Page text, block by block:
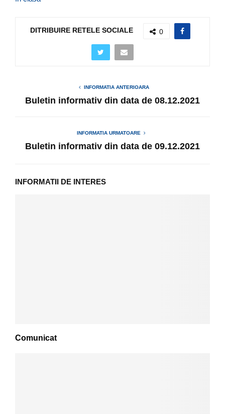
DITRIBUIRE RETELE SOCIALE 0
INFORMATIA ANTERIOARA
Buletin informativ din data de 08.12.2021
INFORMATIA URMATOARE
Buletin informativ din data de 09.12.2021
INFORMATII DE INTERES
Comunicat